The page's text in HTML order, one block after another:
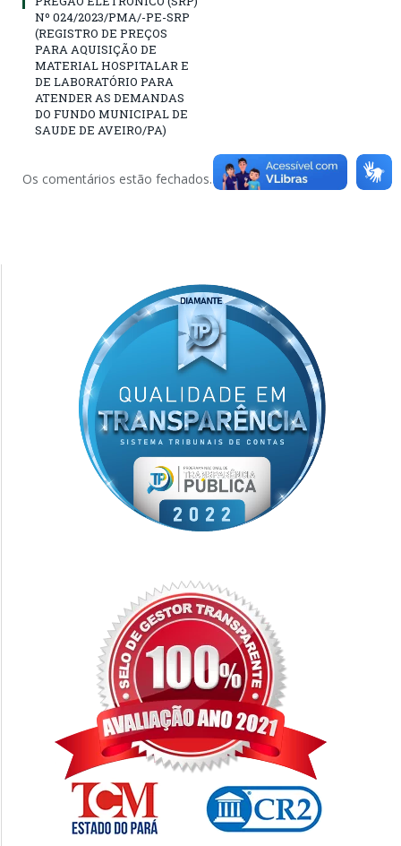
Nº 024/2023/PMA/-PE-SRP
(REGISTRO DE PREÇOS
PARA AQUISIÇÃO DE
MATERIAL HOSPITALAR E
DE LABORATÓRIO PARA
ATENDER AS DEMANDAS
DO FUNDO MUNICIPAL DE
SAUDE DE AVEIRO/PA)
Os comentários estão fechados.